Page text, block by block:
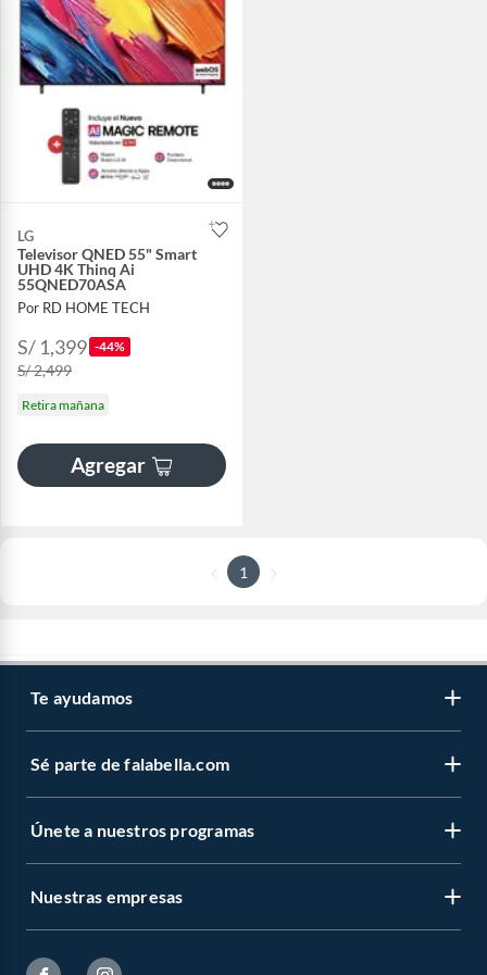
LG
Televisor QNED 55" Smart
UHD 4K Thinq Ai
55QNED70ASA
Por RD HOME TECH
S/ 1,399 -44%
S/ 2,499
Retira mañana
Agregar
1
Te ayudamos
Sé parte de falabella.com
Únete a nuestros programas
Nuestras empresas